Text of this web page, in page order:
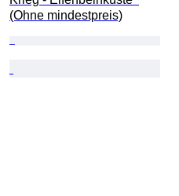
(Ohne mindestpreis)